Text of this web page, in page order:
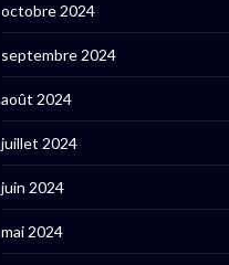
octobre 2024
septembre 2024
août 2024
juillet 2024
juin 2024
mai 2024